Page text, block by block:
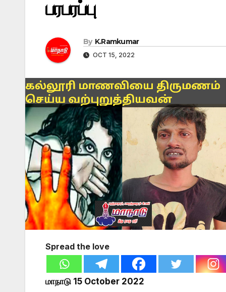
பரபரப்பு
By K.Ramkumar
OCT 15, 2022
Spread the love
மாநாடு 15 October 2022